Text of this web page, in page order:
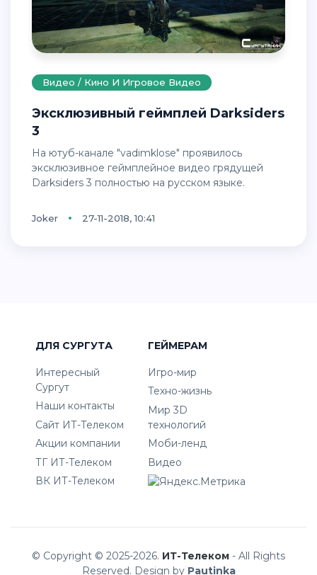
Видео / Кино И Игровое Видео
Эксклюзивный геймплей Darksiders
3
На ютуб-канале "vadimklose" проявилось
эксклюзивное геймплейное видео грядущей
Darksiders 3 полностью на русском языке.
Joker 27-11-2018, 10:41
ДЛЯ СУРГУТА
Интересный
Сургут
Наши контакты
Сайт ИТ-Телеком
Акции компании
ТГ ИТ-Телеком
ВК ИТ-Телеком
ГЕЙМЕРАМ
Игро-мир
Техно-жизнь
Мир 3D
технологий
Моби-ленд
Видео
© Copyright © 2025-2026. ИТ-Телеком - All Rights
Reserved. Design by Pautinka